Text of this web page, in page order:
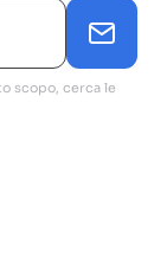
scopo, cerca le